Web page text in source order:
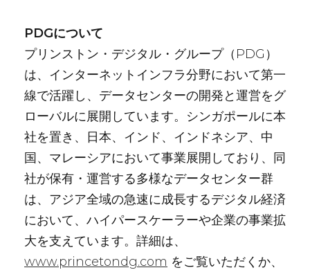
PDGについて
プリンストン・デジタル・グループ（PDG）
は、インターネットインフラ分野において第一
線で活躍し、データセンターの開発と運営をグ
ローバルに展開しています。シンガポールに本
社を置き、日本、インド、インドネシア、中
国、マレーシアにおいて事業展開しており、同
社が保有・運営する多様なデータセンター群
は、アジア全域の急速に成長するデジタル経済
において、ハイパースケーラーや企業の事業拡
大を支えています。詳細は、
www.princetondg.com をご覧いただくか、